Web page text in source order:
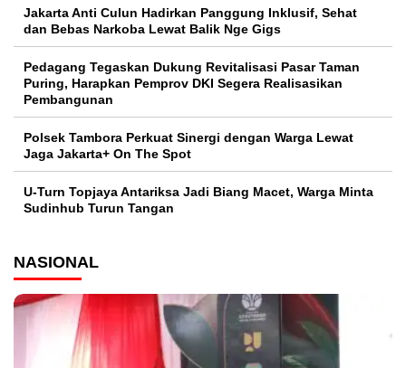
Jakarta Anti Culun Hadirkan Panggung Inklusif, Sehat
dan Bebas Narkoba Lewat Balik Nge Gigs
Pedagang Tegaskan Dukung Revitalisasi Pasar Taman
Puring, Harapkan Pemprov DKI Segera Realisasikan
Pembangunan
Polsek Tambora Perkuat Sinergi dengan Warga Lewat
Jaga Jakarta+ On The Spot
U-Turn Topjaya Antariksa Jadi Biang Macet, Warga Minta
Sudinhub Turun Tangan
NASIONAL